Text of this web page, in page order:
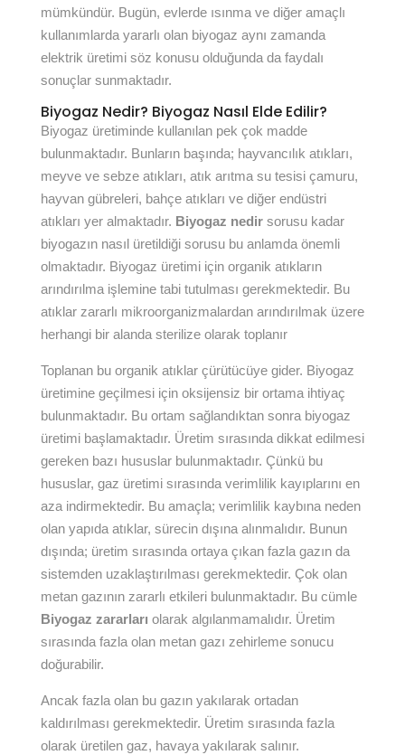
mümkündür. Bugün, evlerde ısınma ve diğer amaçlı
kullanımlarda yararlı olan biyogaz aynı zamanda
elektrik üretimi söz konusu olduğunda da faydalı
sonuçlar sunmaktadır.
Biyogaz Nedir? Biyogaz Nasıl Elde Edilir?
Biyogaz üretiminde kullanılan pek çok madde
bulunmaktadır. Bunların başında; hayvancılık atıkları,
meyve ve sebze atıkları, atık arıtma su tesisi çamuru,
hayvan gübreleri, bahçe atıkları ve diğer endüstri
atıkları yer almaktadır. Biyogaz nedirsorusu kadar
biyogazın nasıl üretildiği sorusu bu anlamda önemli
olmaktadır. Biyogaz üretimi için organik atıkların
arındırılma işlemine tabi tutulması gerekmektedir. Bu
atıklar zararlı mikroorganizmalardan arındırılmak üzere
herhangi bir alanda sterilize olarak toplanır
Toplanan bu organik atıklar çürütücüye gider. Biyogaz
üretimine geçilmesi için oksijensiz bir ortama ihtiyaç
bulunmaktadır. Bu ortam sağlandıktan sonra biyogaz
üretimi başlamaktadır. Üretim sırasında dikkat edilmesi
gereken bazı hususlar bulunmaktadır. Çünkü bu
hususlar, gaz üretimi sırasında verimlilik kayıplarını en
aza indirmektedir. Bu amaçla; verimlilik kaybına neden
olan yapıda atıklar, sürecin dışına alınmalıdır. Bunun
dışında; üretim sırasında ortaya çıkan fazla gazın da
sistemden uzaklaştırılması gerekmektedir. Çok olan
metan gazının zararlı etkileri bulunmaktadır. Bu cümle
Biyogaz zararları olarak algılanmamalıdır. Üretim
sırasında fazla olan metan gazı zehirleme sonucu
doğurabilir.
Ancak fazla olan bu gazın yakılarak ortadan
kaldırılması gerekmektedir. Üretim sırasında fazla
olarak üretilen gaz, havaya yakılarak salınır.